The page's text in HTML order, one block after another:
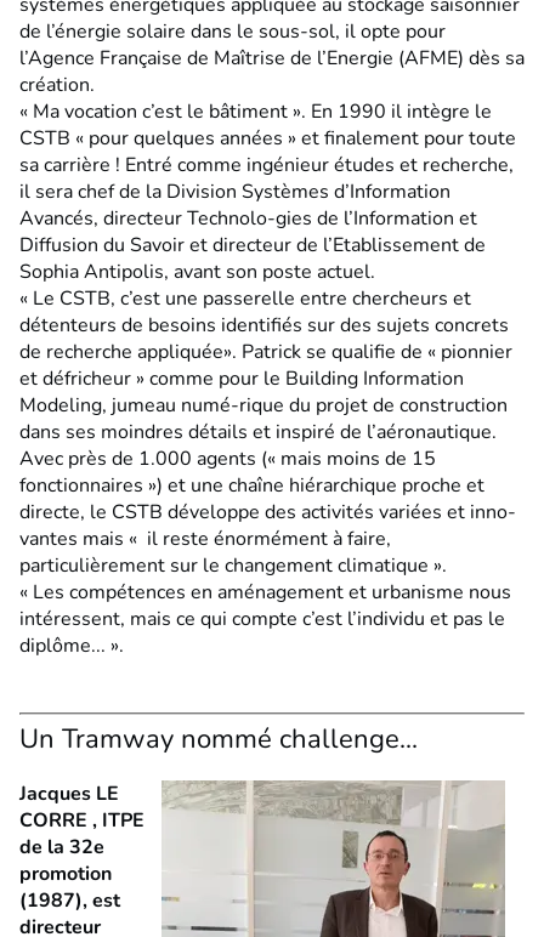
systèmes énergétiques appliquée au stockage saisonnier
de l’énergie solaire dans le sous-sol, il opte pour
l’Agence Française de Maîtrise de l’Energie (AFME) dès sa
création.
« Ma vocation c’est le bâtiment ». En 1990 il intègre le
CSTB « pour quelques années » et finalement pour toute
sa carrière ! Entré comme ingénieur études et recherche,
il sera chef de la Division Systèmes d’Information
Avancés, directeur Technolo-gies de l’Information et
Diffusion du Savoir et directeur de l’Etablissement de
Sophia Antipolis, avant son poste actuel.
« Le CSTB, c’est une passerelle entre chercheurs et
détenteurs de besoins identifiés sur des sujets concrets
de recherche appliquée». Patrick se qualifie de « pionnier
et défricheur » comme pour le Building Information
Modeling, jumeau numé-rique du projet de construction
dans ses moindres détails et inspiré de l’aéronautique.
Avec près de 1.000 agents (« mais moins de 15
fonctionnaires ») et une chaîne hiérarchique proche et
directe, le CSTB développe des activités variées et inno-
vantes mais « il reste énormément à faire,
particulièrement sur le changement climatique ».
« Les compétences en aménagement et urbanisme nous
intéressent, mais ce qui compte c’est l’individu et pas le
diplôme... ».
Un Tramway nommé challenge...
Jacques LE
CORRE , ITPE
de la 32e
promotion
(1987), est
directeur